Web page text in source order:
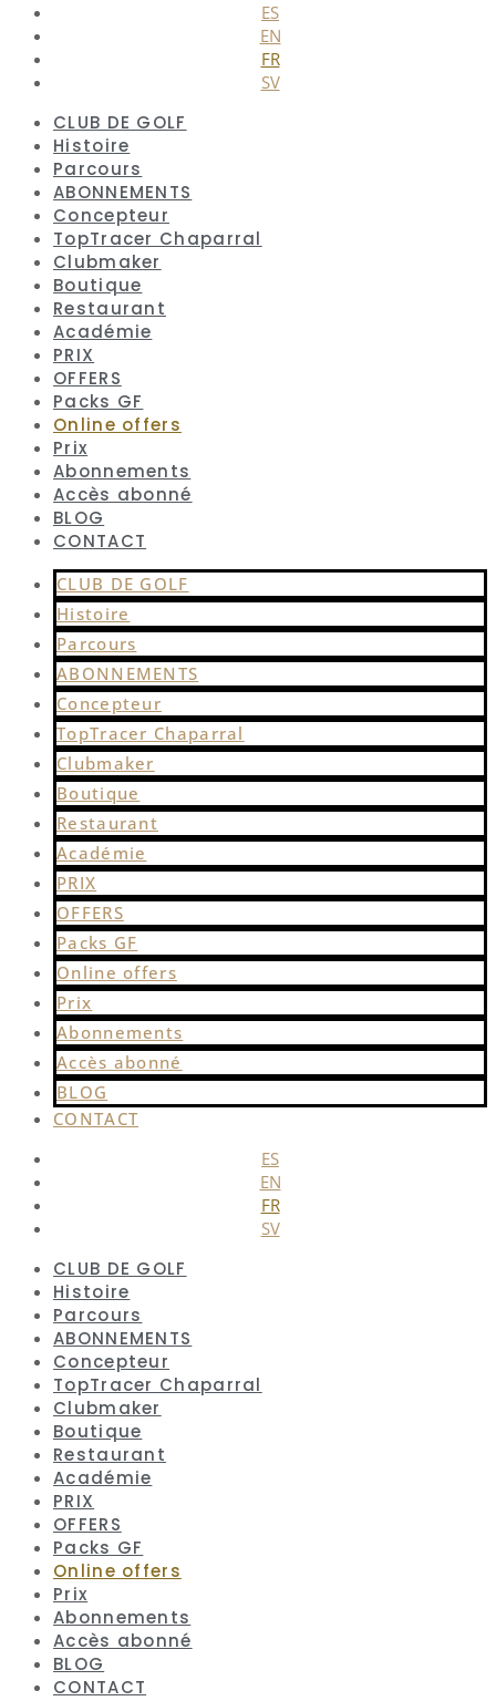
ES
EN
FR
SV
CLUB DE GOLF
Histoire
Parcours
ABONNEMENTS
Concepteur
TopTracer Chaparral
Clubmaker
Boutique
Restaurant
Académie
PRIX
OFFERS
Packs GF
Online offers
Prix
Abonnements
Accès abonné
BLOG
CONTACT
CLUB DE GOLF
Histoire
Parcours
ABONNEMENTS
Concepteur
TopTracer Chaparral
Clubmaker
Boutique
Restaurant
Académie
PRIX
OFFERS
Packs GF
Online offers
Prix
Abonnements
Accès abonné
BLOG
CONTACT
ES
EN
FR
SV
CLUB DE GOLF
Histoire
Parcours
ABONNEMENTS
Concepteur
TopTracer Chaparral
Clubmaker
Boutique
Restaurant
Académie
PRIX
OFFERS
Packs GF
Online offers
Prix
Abonnements
Accès abonné
BLOG
CONTACT